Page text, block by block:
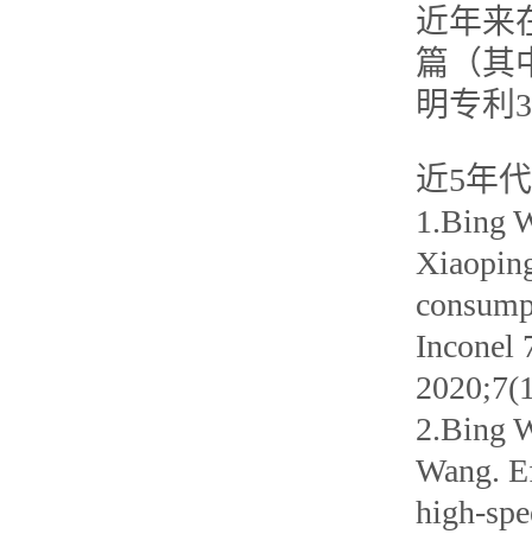
近年来
篇（其
明专利
近5年
1.Bing
Inconel
2.Bing
Wang.
high-